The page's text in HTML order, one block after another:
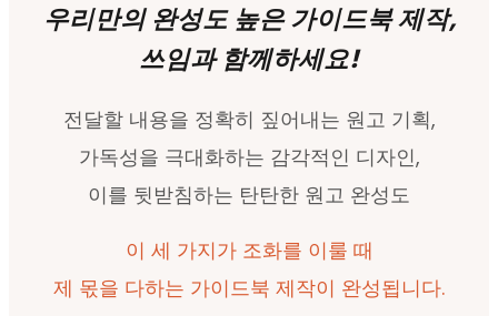
우리만의 완성도 높은 가이드북 제작,
쓰임과 함께하세요!
전달할 내용을 정확히 짚어내는 원고 기획,
가독성을 극대화하는 감각적인 디자인,
이를 뒷받침하는 탄탄한 원고 완성도
이 세 가지가 조화를 이룰 때
제 몫을 다하는 가이드북 제작이 완성됩니다.